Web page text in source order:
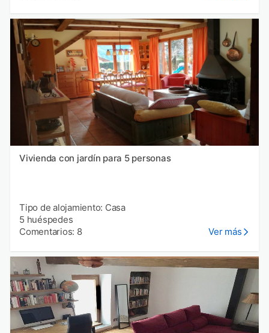
Vivienda con jardín para 5 personas
Tipo de alojamiento: Casa
5 huéspedes
Comentarios: 8
Ver más